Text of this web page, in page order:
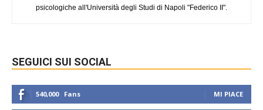
psicologiche all'Università degli Studi di Napoli "Federico II".
SEGUICI SUI SOCIAL
540,000 Fans MI PIACE